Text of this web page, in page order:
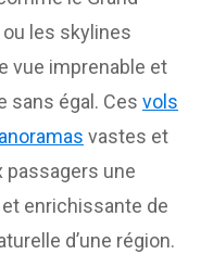
ou les skylines
vue imprenable et
sans égal. Ces vols
vastes et
passagers une
enrichissante de
d’une région.